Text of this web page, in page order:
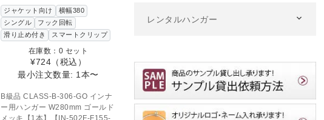
ジャケット向け
横幅380
シングル
フック回転
滑り止め付き
スマートクリップ
在庫数：0 セット
¥724 （税込）
最小注文数量: 1本〜
SOLD OUT
この商品へのお問い合わせ
B級品 CLASS-B-306-GO インナ
ー用ハンガー W280mm ゴールド
レンタルハンガー